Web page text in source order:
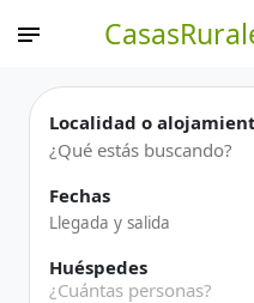
Localidad o
Fechas
Huéspedes
¿Cuántas personas?